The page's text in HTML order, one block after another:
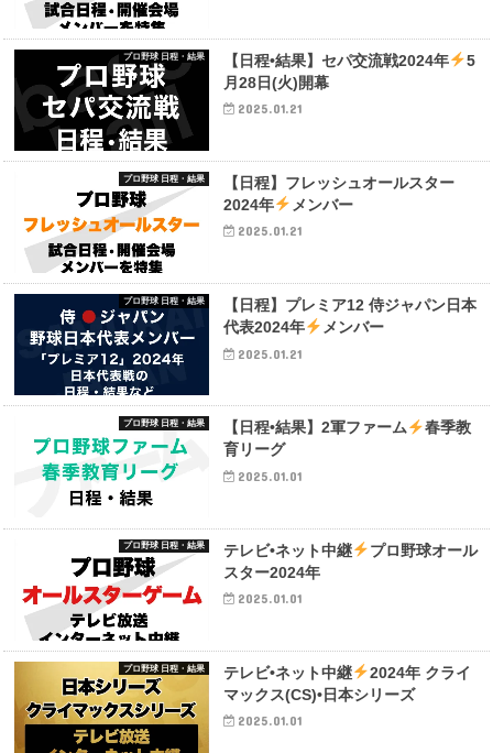
プロ野球 日程・結果 【日程•結果】セパ交流戦2024年
5
月28日(火)開幕
2025.01.21
プロ野球 日程・結果
【日程】フレッシュオールスター
2024年
メンバー
2025.01.21
プロ野球 日程・結果
【日程】プレミア12 侍ジャパン日本
代表2024年
メンバー
2025.01.21
プロ野球 日程・結果 【日程•結果】2軍ファーム
春季教
育リーグ
2025.01.01
プロ野球 日程・結果 テレビ•ネット中継
プロ野球オール
スター2024年
2025.01.01
プロ野球 日程・結果 テレビ•ネット中継
2024年 クライ
マックス(CS)•日本シリーズ
2025.01.01